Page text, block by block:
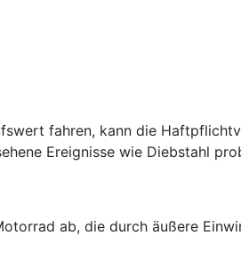
fahren, kann die
Ereignisse wie Diebstahl
ab, die durch äußere